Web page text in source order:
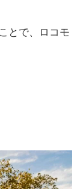
とで、ロコモ